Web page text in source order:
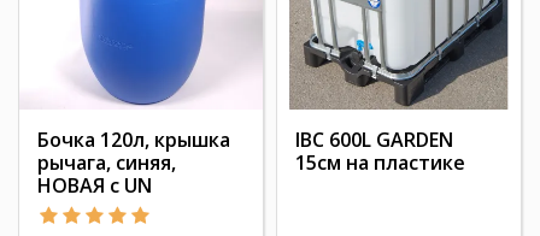
Бочка 120л, крышка
рычага, синяя,
НОВАЯ с UN
IBC 600L GARDEN
15см на пластике